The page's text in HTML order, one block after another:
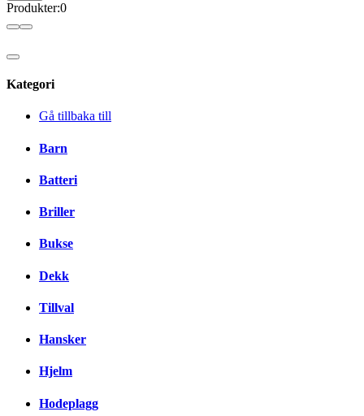
Produkter:0
Kategori
Gå tillbaka till
Barn
Batteri
Briller
Bukse
Dekk
Tillval
Hansker
Hjelm
Hodeplagg